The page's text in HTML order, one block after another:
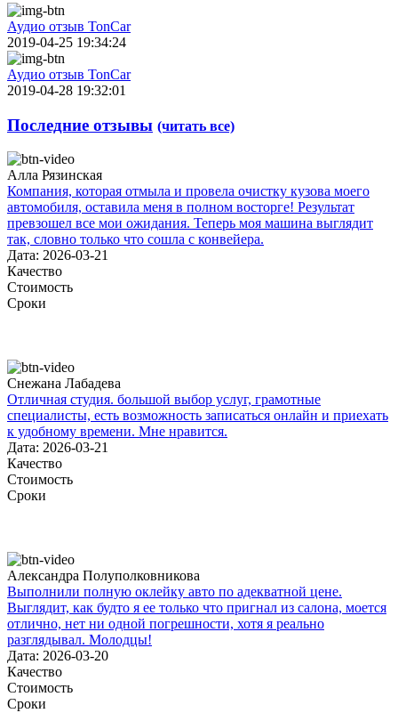
Аудио отзыв TonCar
2019-04-25 19:34:24
Аудио отзыв TonCar
2019-04-28 19:32:01
Последние отзывы (читать все)
Алла Рязинская
Компания, которая отмыла и провела очистку кузова моего
автомобиля, оставила меня в полном восторге! Результат
превзошел все мои ожидания. Теперь моя машина выглядит
так, словно только что сошла с конвейера.
Дата: 2026-03-21
Качество
Стоимость
Сроки
Снежана Лабадева
Отличная студия. большой выбор услуг, грамотные
специалисты, есть возможность записаться онлайн и приехать
к удобному времени. Мне нравится.
Дата: 2026-03-21
Качество
Стоимость
Сроки
Александра Полуполковникова
Выполнили полную оклейку авто по адекватной цене.
Выглядит, как будто я ее только что пригнал из салона, моется
отлично, нет ни одной погрешности, хотя я реально
разглядывал. Молодцы!
Дата: 2026-03-20
Качество
Стоимость
Сроки